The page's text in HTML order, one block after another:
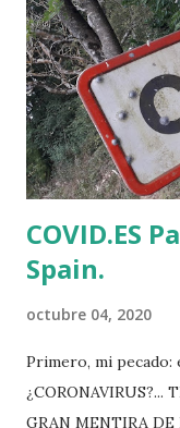
Catalunya. En 2011,
iba a presentar su
de Villasana de
protagonista con
TVE "Cuéntame". La
hombrecito ya
COVID.ES
Spain.
octubre 04, 2020
Primero, mi
¿CORONAVIRUS?...
GRAN MENTIRA DE